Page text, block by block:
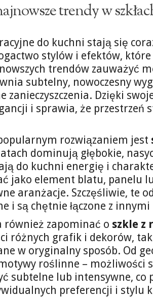
trendy w
do kuchni stają się
stylów i efektów,
trendów zauważyć
subtelny, nowoczesny
zanieczyszczenia. Dzięki
i sprawia, że przestrzeń
rozwiązaniem jest
dominują głębokie,
do kuchni energię i
jako element blatu, panelu
aranżacje. Szczęśliwie, te
i są chętnie łączone z
również zapominać o szkle z
różnych grafik i dekorów,
w oryginalny sposób. Od
roślinne – możliwości
subtelne lub intensywne, co
preferencji i stylu